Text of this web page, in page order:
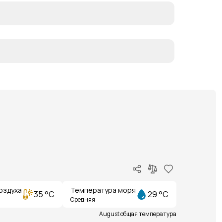
35 °C Температура моря
Средняя 29 °C
August общая температура